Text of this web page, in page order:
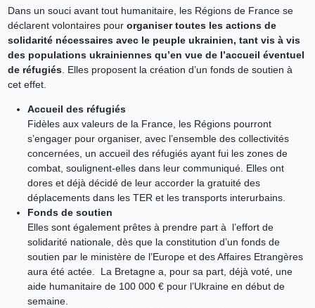
Dans un souci avant tout humanitaire, les Régions de France se
déclarent volontaires pourorganiser toutes les actions de
solidarité nécessaires avec le peuple ukrainien, tant vis à vis
des populations ukrainiennes qu’en vue de l’accueil éventuel
de réfugiés. Elles proposent la création d’un fonds de soutien à
cet effet.
Accueil des réfugiés
Fidèles aux valeurs de la France, les Régions pourront
s’engager pour organiser, avec l’ensemble des collectivités
concernées, un accueil des réfugiés ayant fui les zones de
combat, soulignent-elles dans leur communiqué. Elles ont
dores et déjà décidé de leur accorder la gratuité des
déplacements dans les TER et les transports interurbains.
Fonds de soutien
Elles sont également prêtes à prendre part à l’effort de
solidarité nationale, dès que la constitution d’un fonds de
soutien par le ministère de l’Europe et des Affaires Etrangères
aura été actée. La Bretagne a, pour sa part, déjà voté, une
aide humanitaire de 100 000 € pour l’Ukraine en début de
semaine.